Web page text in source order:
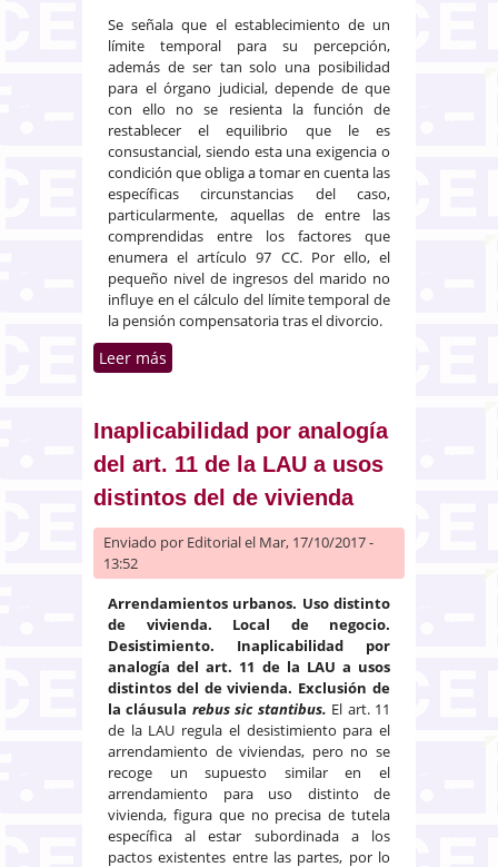
Se señala que el establecimiento de un
límite temporal para su percepción,
además de ser tan solo una posibilidad
para el órgano judicial, depende de que
con ello no se resienta la función de
restablecer el equilibrio que le es
consustancial, siendo esta una exigencia o
condición que obliga a tomar en cuenta las
específicas circunstancias del caso,
particularmente, aquellas de entre las
comprendidas entre los factores que
enumera el artículo 97 CC. Por ello, el
pequeño nivel de ingresos del marido no
influye en el cálculo del límite temporal de
la pensión compensatoria tras el divorcio.
Leer más
desequilibrio económico con
duración indefinida
Inaplicabilidad por analogía
del art. 11 de la LAU a usos
distintos del de vivienda
Enviado por Editorialel Mar, 17/10/2017 -
13:52
Arrendamientos urbanos. Uso distinto
de vivienda. Local de negocio.
Desistimiento. Inaplicabilidad por
analogía del art. 11 de la LAU a usos
distintos del de vivienda. Exclusión de
la cláusula rebus sic stantibus. El art. 11
de la LAU regula el desistimiento para el
arrendamiento de viviendas, pero no se
recoge un supuesto similar en el
arrendamiento para uso distinto de
vivienda, figura que no precisa de tutela
específica al estar subordinada a los
pactos existentes entre las partes, por lo